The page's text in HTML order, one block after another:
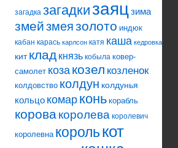
загадка загадкизаяцзима
змейзмеязолото индюк
кабан карась карлсон катя каша кедровка
кит клад князь кобыла ковер-
самолет козакозел козленок
колдовство колдун колдунья
кольцо комар конь корабль
коровакоролева королевич
королевна королькот